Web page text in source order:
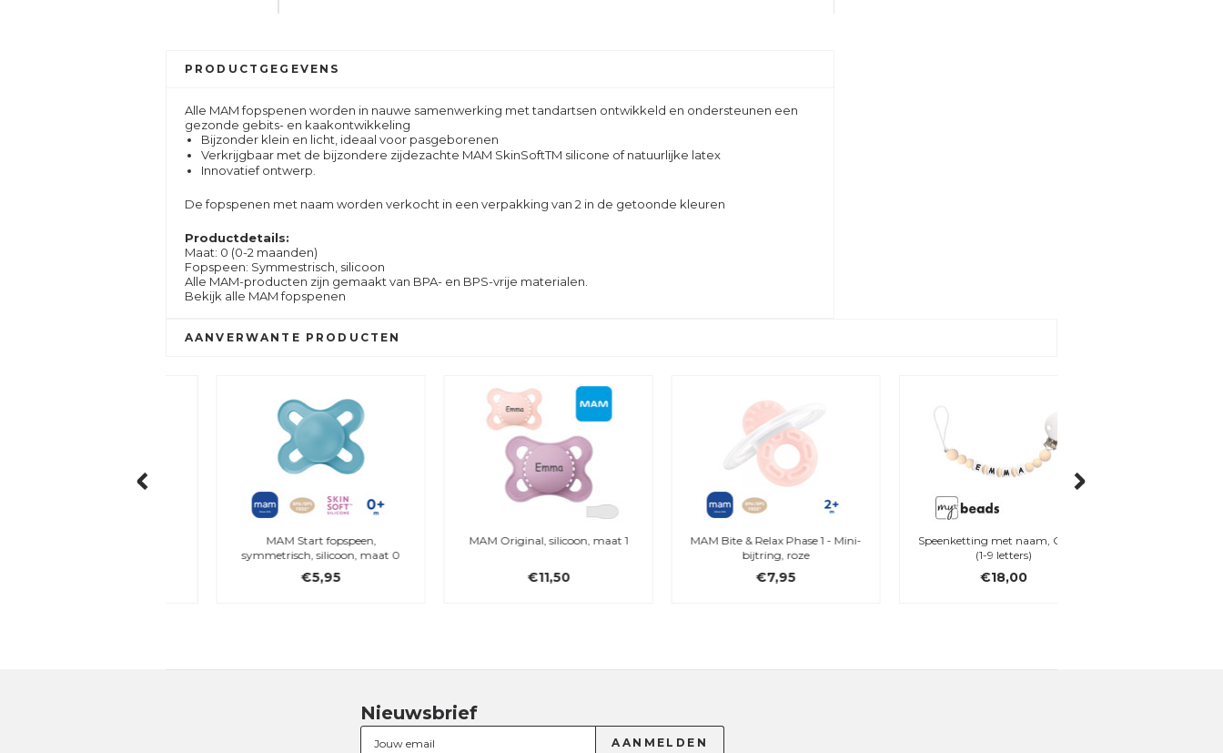
PRODUCTGEGEVENS
Alle MAM fopspenen worden in nauwe samenwerking met tandartsen ontwikkeld en ondersteunen een
gezonde gebits- en kaakontwikkeling
Bijzonder klein en licht, ideaal voor pasgeborenen
Verkrijgbaar met de bijzondere zijdezachte MAM SkinSoftTM silicone of natuurlijke latex
Innovatief ontwerp.
De fopspenen met naam worden verkocht in een verpakking van 2 in de getoonde kleuren
Productdetails:
Maat: 0 (0-2 maanden)
Fopspeen: Symmestrisch, silicoon
Alle MAM-producten zijn gemaakt van BPA- en BPS-vrije materialen.
Bekijk alle MAM fopspenen
AANVERWANTE PRODUCTEN
MAM Start fopspeen,
symmetrisch, silicoon, maat 0
MAM Original, silicoon, maat 1
MAM Bite & Relax Phase 1 - Mini-
bijtring, roze
Speenketting met naam, Cream
(1-9 letters)
Nieuwsbrief